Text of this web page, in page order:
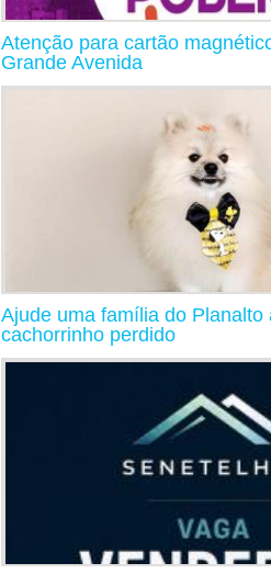
Atenção para cartão
Grande Avenida
Ajude uma família do Planalto
cachorrinho perdido